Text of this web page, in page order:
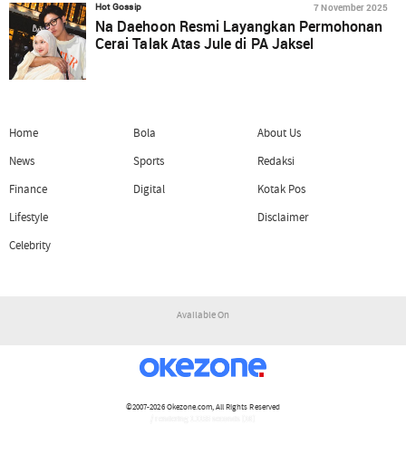
Hot Gossip 7 November 2025
Na Daehoon Resmi Layangkan Permohonan
Cerai Talak Atas Jule di PA Jaksel
Home
News
Finance
Lifestyle
Celebrity
Bola
Sports
Digital
About Us
Redaksi
Kotak Pos
Disclaimer
Available On
©2007-2026Okezone.com, All Rights Reserved